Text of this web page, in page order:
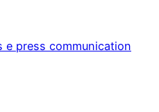
e press communication